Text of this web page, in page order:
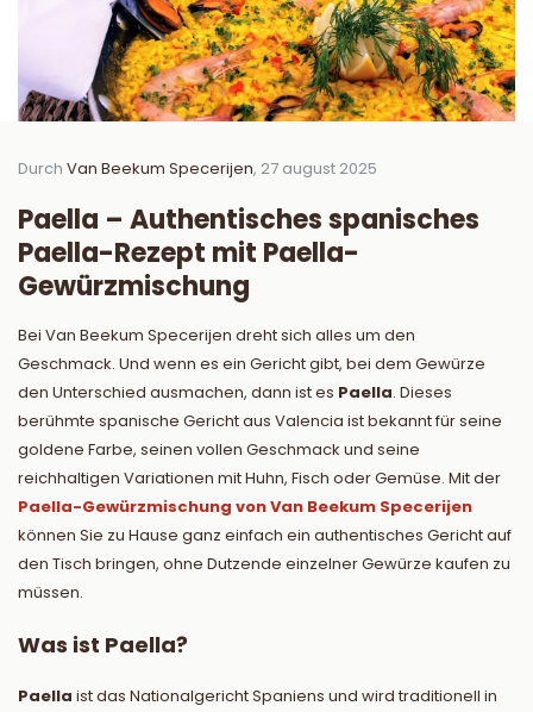
Durch Van Beekum Specerijen, 27 august 2025
Paella – Authentisches spanisches
Paella-Rezept mit Paella-
Gewürzmischung
Bei Van Beekum Specerijen dreht sich alles um den
Geschmack. Und wenn es ein Gericht gibt, bei dem Gewürze
den Unterschied ausmachen, dann ist es Paella. Dieses
berühmte spanische Gericht aus Valencia ist bekannt für seine
goldene Farbe, seinen vollen Geschmack und seine
reichhaltigen Variationen mit Huhn, Fisch oder Gemüse. Mit der
Paella-Gewürzmischung von Van Beekum Specerijen
können Sie zu Hause ganz einfach ein authentisches Gericht auf
den Tisch bringen, ohne Dutzende einzelner Gewürze kaufen zu
müssen.
Was ist Paella?
Paella ist das Nationalgericht Spaniens und wird traditionell in